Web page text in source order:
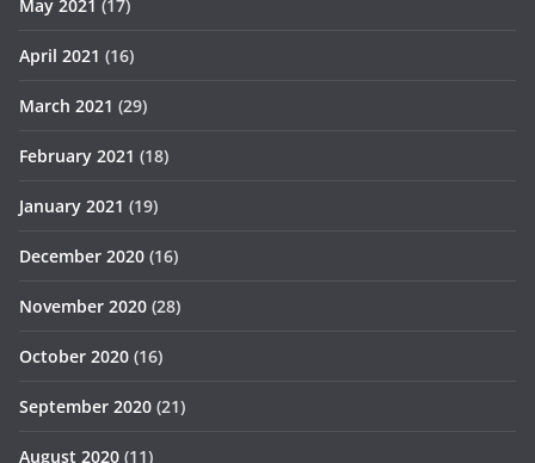
May 2021 (17)
April 2021 (16)
March 2021 (29)
February 2021 (18)
January 2021 (19)
December 2020 (16)
November 2020 (28)
October 2020 (16)
September 2020 (21)
August 2020 (11)